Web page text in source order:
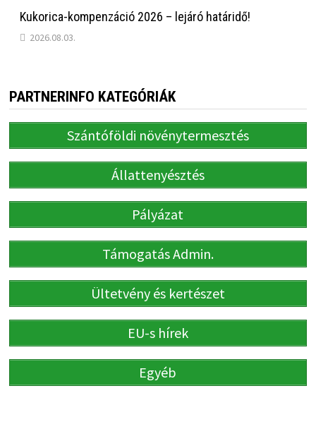
Kukorica-kompenzáció 2026 – lejáró határidő!
2026.08.03.
PARTNERINFO KATEGÓRIÁK
Szántóföldi növénytermesztés
Állattenyésztés
Pályázat
Támogatás Admin.
Ültetvény és kertészet
EU-s hírek
Egyéb